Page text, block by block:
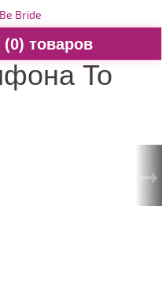
0
Bride
To
→